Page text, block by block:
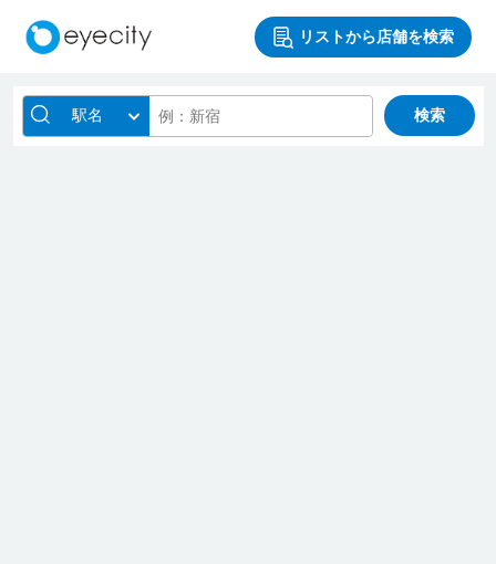
リストから店舗を検索
駅名 検索